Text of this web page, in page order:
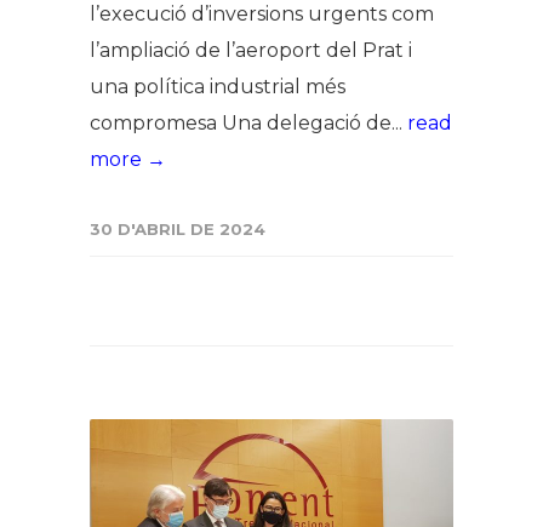
l’execució d’inversions urgents com
l’ampliació de l’aeroport del Prat i
una política industrial més
compromesa Una delegació de... read
more →
30 D'ABRIL DE 2024